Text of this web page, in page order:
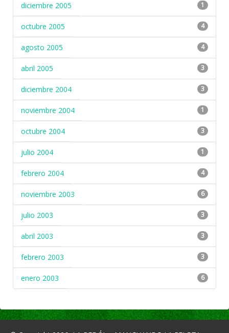
diciembre 2005 1
octubre 2005 4
agosto 2005 4
abril 2005 3
diciembre 2004 3
noviembre 2004 1
octubre 2004 3
julio 2004 1
febrero 2004 4
noviembre 2003 6
julio 2003 3
abril 2003 3
febrero 2003 3
enero 2003 6